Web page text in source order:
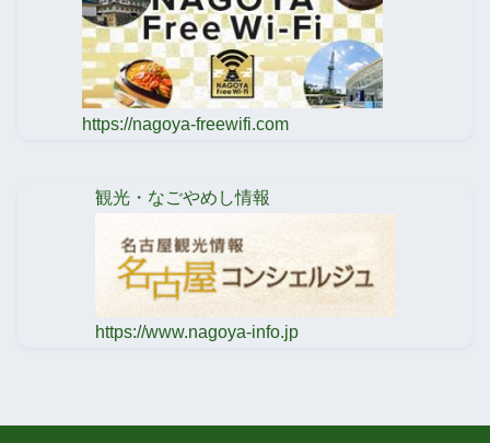
https://nagoya-freewifi.com
観光・なごやめし情報
https://www.nagoya-info.jp